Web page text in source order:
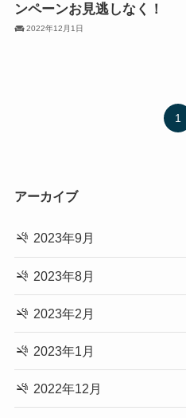
ンペーンお見逃しなく！
2022年12月1日
1
アーカイブ
2023年9月
2023年8月
2023年2月
2023年1月
2022年12月